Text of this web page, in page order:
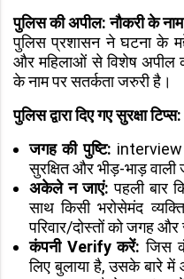
पुलिस की अपील: नौकरी के
पुलिस प्रशासन ने घटना के
और महिलाओं से विशेष अपील
के नाम पर सतर्कता जरुरी है।
पुलिस द्वारा दिए गए सुरक्षा टिप्स:
जगह की पुष्टि: interview
सुरक्षित और भीड़-भाड़
अकेले न जाएं:पहली बार
साथ किसी भरोसेमंद
परिवार/दोस्तों को जगह
कंपनी Verify करें: जिस
लिए बुलाया है, उसके बारे